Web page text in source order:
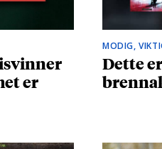
er
MODIG,
Dette